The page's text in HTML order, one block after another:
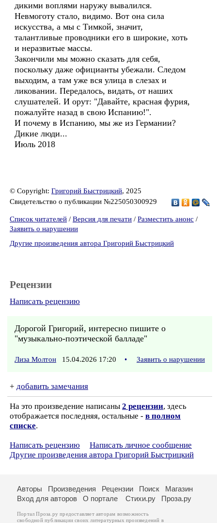
дикими воплями наружу вывалился.
Невмоготу стало, видимо. Вот она сила
искусства, а мы с Тимкой, значит,
талантливые проводники его в широкие, хоть
и неразвитые массы.
Закончили мы можно сказать для себя,
поскольку даже официанты убежали. Следом
выходим, а там уже вся улица в слезах и
ликовании. Передалось, видать, от наших
слушателей. И орут: "Давайте, красная фурия,
пожалуйте назад в свою Испанию!".
И почему в Испанию, мы же из Германии?
Дикие люди...
Июль 2018
© Copyright: Григорий Быстрицкий, 2025
Свидетельство о публикации №225050300929
Список читателей / Версия для печати / Разместить анонс /
Заявить о нарушении
Другие произведения автора Григорий Быстрицкий
Рецензии
Написать рецензию
Дорогой Григорий, интересно пишите о
"музыкально-поэтической балладе"
Лиза Молтон 15.04.2026 17:20 • Заявить о нарушении
+ добавить замечания
На это произведение написаны 2 рецензии, здесь
отображается последняя, остальные - в полном
списке.
Написать рецензию
Написать личное сообщение
Другие произведения автора Григорий Быстрицкий
Авторы Произведения Рецензии Поиск
Магазин
Вход для авторов
О портале Стихи.ру Проза.ру
Портал Проза.ру предоставляет авторам возможность
свободной публикации своих литературных произведений в